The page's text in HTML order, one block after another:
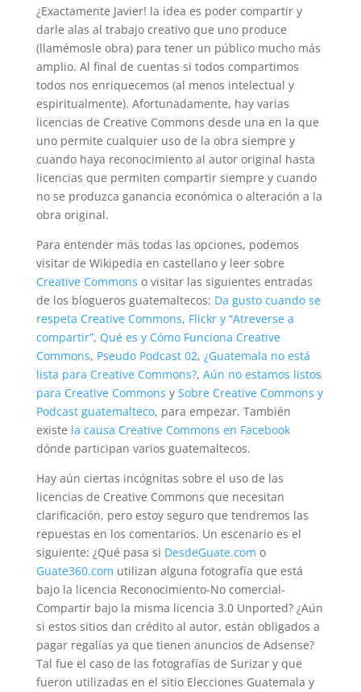
¿Exactamente Javier! la idea es poder compartir y
darle alas al trabajo creativo que uno produce
(llamémosle obra) para tener un público mucho más
amplio. Al final de cuentas si todos compartimos
todos nos enriquecemos (al menos intelectual y
espiritualmente). Afortunadamente, hay varias
licencias de Creative Commons desde una en la que
uno permite cualquier uso de la obra siempre y
cuando haya reconocimiento al autor original hasta
licencias que permiten compartir siempre y cuando
no se produzca ganancia económica o alteración a la
obra original.
Para entender más todas las opciones, podemos
visitar de Wikipedia en castellano y leer sobre
Creative Commons o visitar las siguientes entradas
de los blogueros guatemaltecos: Da gusto cuando se
respeta Creative Commons, Flickr y “Atreverse a
compartir”, Qué es y Cómo Funciona Creative
Commons, Pseudo Podcast 02, ¿Guatemala no está
lista para Creative Commons?, Aún no estamos listos
para Creative Commons y Sobre Creative Commons y
Podcast guatemalteco, para empezar. También
existe la causa Creative Commons en Facebook
dónde participan varios guatemaltecos.
Hay aún ciertas incógnitas sobre el uso de las
licencias de Creative Commons que necesitan
clarificación, pero estoy seguro que tendremos las
repuestas en los comentarios. Un escenario es el
siguiente: ¿Qué pasa si DesdeGuate.com o
Guate360.com utilizan alguna fotografía que está
bajo la licencia Reconocimiento-No comercial-
Compartir bajo la misma licencia 3.0 Unported? ¿Aún
si estos sitios dan crédito al autor, están obligados a
pagar regalías ya que tienen anuncios de Adsense?
Tal fue el caso de las fotografías de Surizar y que
fueron utilizadas en el sitio Elecciones Guatemala y